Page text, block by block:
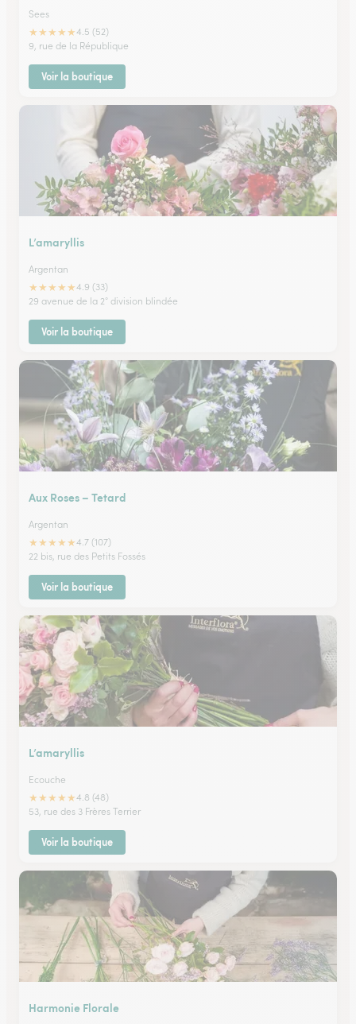
Sees
★★★★★4.5 (52)
9, rue de la République
Voir la boutique
L’amaryllis
Argentan
★★★★★4.9 (33)
29 avenue de la 2° division blindée
Voir la boutique
Aux Roses – Tetard
Argentan
★★★★★4.7 (107)
22 bis, rue des Petits Fossés
Voir la boutique
L’amaryllis
Ecouche
★★★★★4.8 (48)
53, rue des 3 Frères Terrier
Voir la boutique
Harmonie Florale